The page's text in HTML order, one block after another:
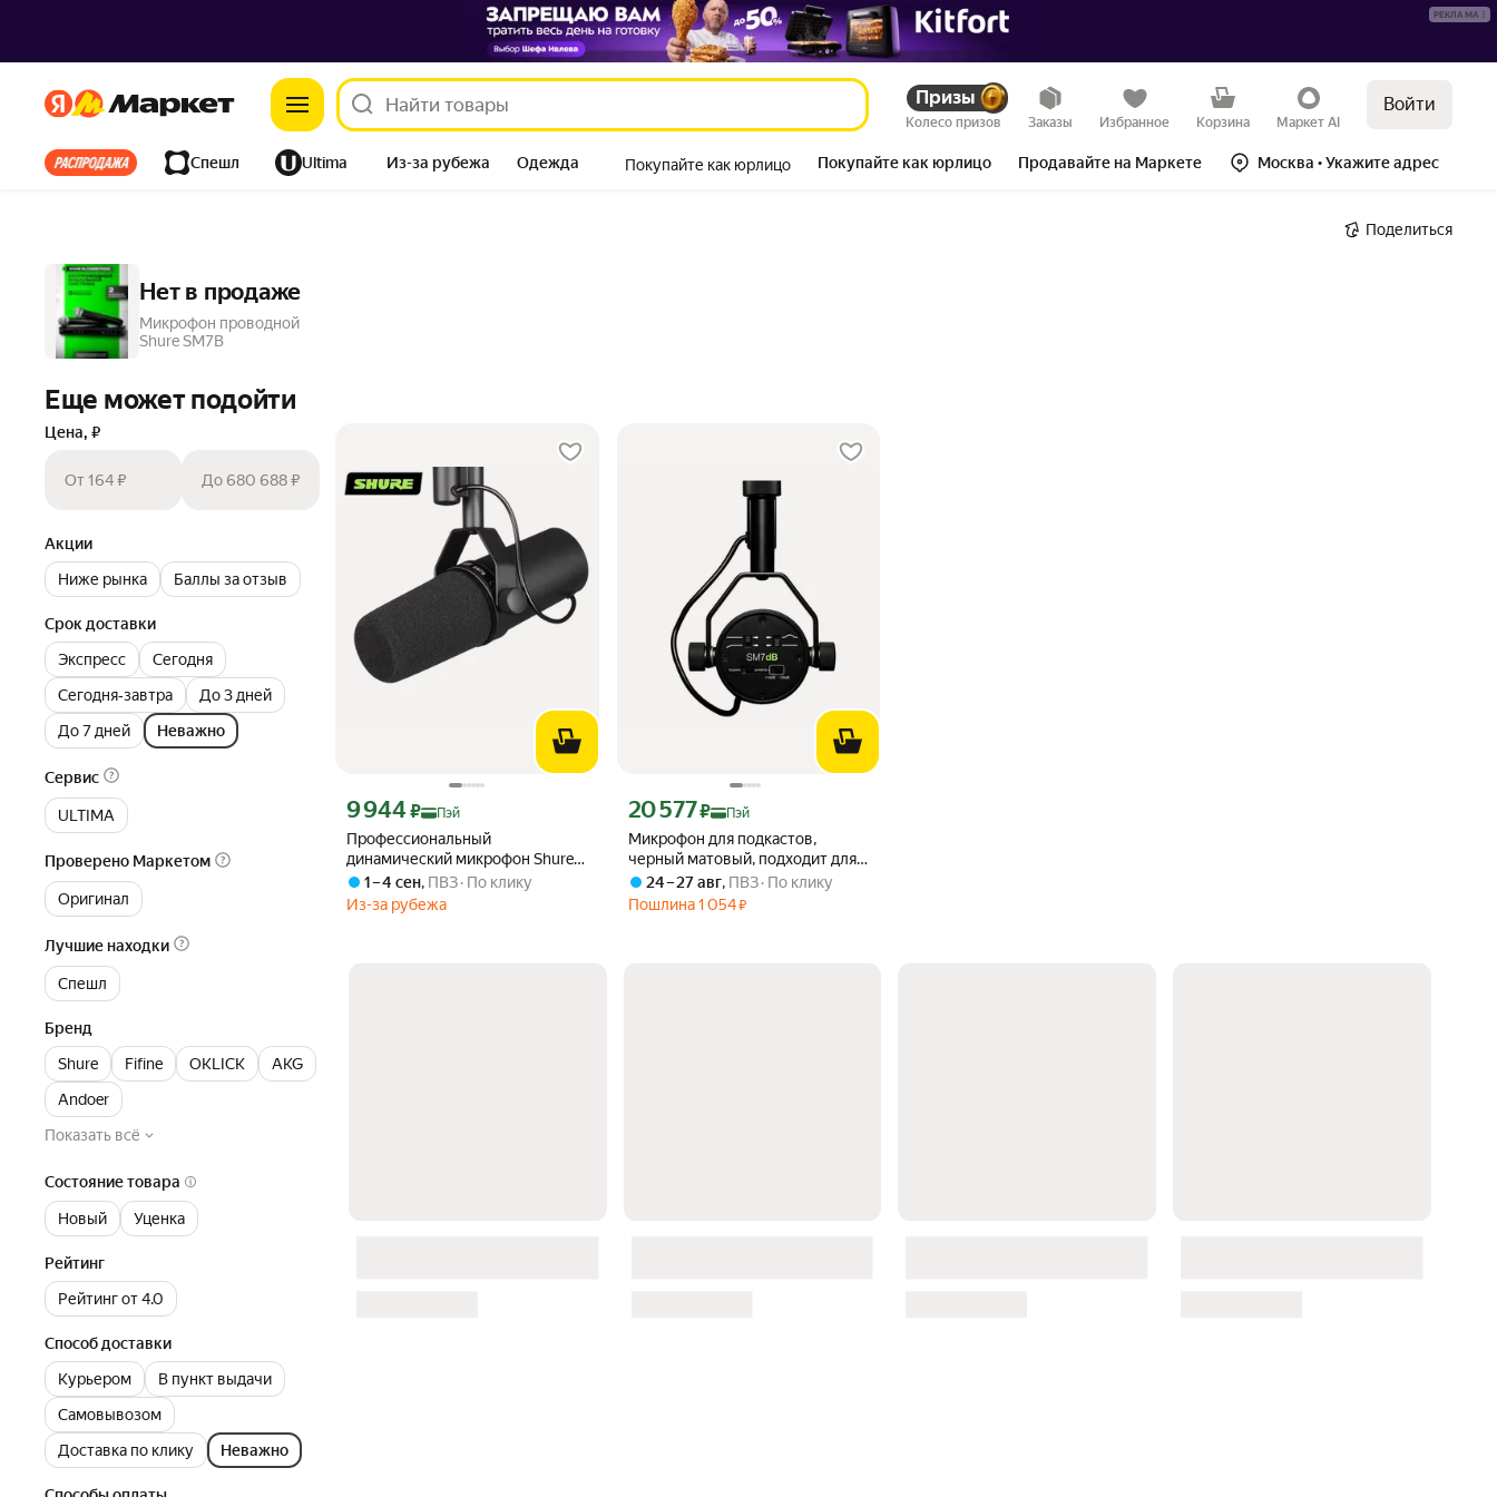
ЯндексЯндекс Призы
Колесо призов Заказы Избранное Корзина Маркет AI
Войти
Все хиты Спешл Ultima Из-за рубежа Одежда Покупайте как юрлицо Покупайте как юрлицо Продавайте на Маркете Москва • Укажите адрес
РЕКЛАМА
Поделиться
Нет в продаже
Микрофон проводной
Shure SM7B
Еще может подойти
Цена, ₽
От 164 ₽ До 680 688 ₽
Акции
Ниже рынка
Баллы за отзыв
Срок доставки
Экспресс
Сегодня
Сегодня‐завтра
До 3 дней
До 7 дней
Неважно
Сервис
ULTIMA
Проверено Маркетом
Оригинал
Лучшие находки
Спешл
Бренд
Shure
Fifine OKLICK
AKG
Andoer
Показать всё
Состояние товара
Новый Уценка
Рейтинг
Рейтинг от 4.0
Способ доставки
Курьером
В пункт выдачи
Самовывозом
Доставка по клику
Неважно
Профессиональный
динамический микрофон Shure
SM7B для подкастов с широким
кардиоидным направлением,
черный
Цена с картой Яндекс Пэй 9944 ₽ вместо
9 944 ₽ Пэй
1 – 4 сен, ПВЗ По клику
Из-за рубежа
Микрофон для подкастов,
черный матовый, подходит для
прямой трансляции
Цена с картой Яндекс Пэй 20577 ₽ вместо
20 577₽ Пэй
24 – 27 авг, ПВЗ По клику
Пошлина1 054₽